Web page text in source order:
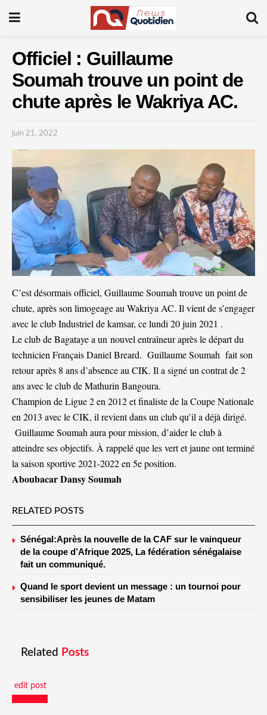
Officiel : Guillaume
Soumah trouve un point de
chute après le Wakriya AC.
juin 21, 2022
C’est désormais officiel, Guillaume Soumah trouve un point de
chute, après son limogeage au Wakriya AC. Il vient de s’engager
avec le club Industriel de kamsar, ce lundi 20 juin 2021 .
Le club de Bagataye a un nouvel entraîneur après le départ du
technicien Français Daniel Breard. Guillaume Soumah fait son
retour après 8 ans d’absence au CIK. Il a signé un contrat de 2
ans avec le club de Mathurin Bangoura.
Champion de Ligue 2 en 2012 et finaliste de la Coupe Nationale
en 2013 avec le CIK, il revient dans un club qu’il a déjà dirigé.
Guillaume Soumah aura pour mission, d’aider le club à
atteindre ses objectifs. À rappelé que les vert et jaune ont terminé
la saison sportive 2021-2022 en 5e position.
Aboubacar Dansy Soumah
RELATED POSTS
Sénégal:Après la nouvelle de la CAF sur le vainqueur
de la coupe d’Afrique 2025, La fédération sénégalaise
fait un communiqué.
Quand le sport devient un message : un tournoi pour
sensibiliser les jeunes de Matam
Related Posts
edit post